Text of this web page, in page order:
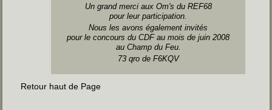
Un grand merci aux Om's du REF68
pour leur participation.
Nous les avons également invités
pour le concours du CDF au mois de juin 2008
au Champ du Feu.
73 qro de F6KQV
Retour haut de Page